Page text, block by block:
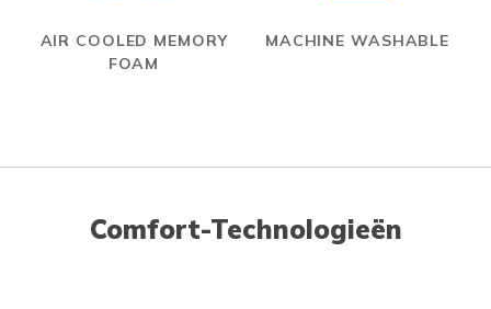
AIR COOLED MEMORY
FOAM
MACHINE WASHABLE
Comfort-Technologieën